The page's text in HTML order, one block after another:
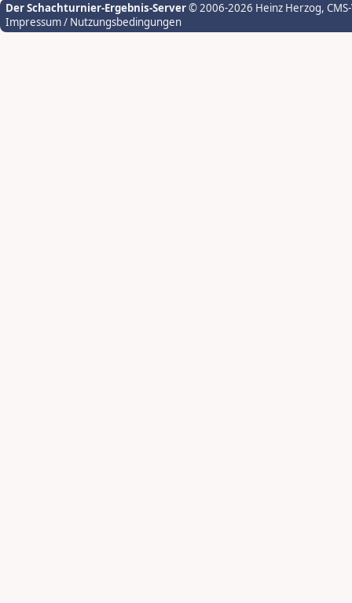
Der Schachturnier-Ergebnis-Server© 2006-2026 Heinz Herzog,
Impressum / Nutzungsbedingungen